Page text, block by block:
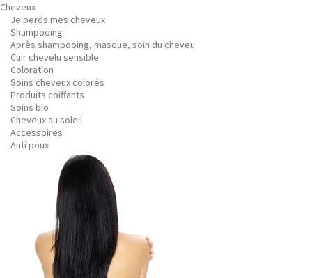
Cheveux
Je perds mes cheveux
Shampooing
Après shampooing, masque, soin du cheveu
Cuir chevelu sensible
Coloration
Soins cheveux colorés
Produits coiffants
Soins bio
Cheveux au soleil
Accessoires
Anti poux